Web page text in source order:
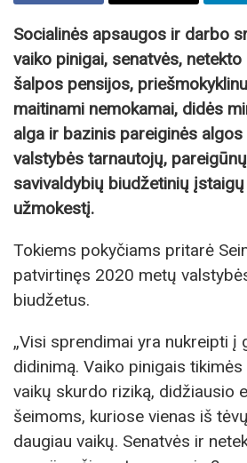
Socialinės apsaugos ir darbo
vaiko pinigai, senatvės,
šalpos pensijos,
maitinami nemokamai, didės
alga ir bazinis pareiginės
valstybės tarnautojų,
savivaldybių biudžetinių
užmokestį.
Tokiems pokyčiams pritarė
patvirtinęs 2020 metų
biudžetus.
„Visi sprendimai yra nukreipti į
didinimą. Vaiko pinigais
vaikų skurdo riziką, didžiausio
šeimoms, kuriose vienas iš
daugiau vaikų. Senatvės ir